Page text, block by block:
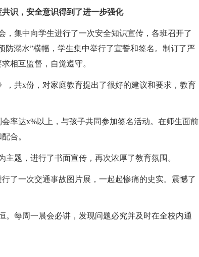
识，安全意识得到了进一步强化
，集中向学生进行了一次安全知识宣传，各班召开了
溺水”横幅，学生集中举行了宣誓和签名。制订了严
相互监督，自觉遵守。
，共x份，对家庭教育提出了很好的建议和要求，教育
率达x%以上，与孩子共同参加签名活动。在师生面前
合。
题，进行了书面宣传，再次浓厚了教育氛围。
了一次交通事故图片展，一起起惨痛的史实。震憾了
。每周一晨会必讲，发现问题必究并及时在全校内通